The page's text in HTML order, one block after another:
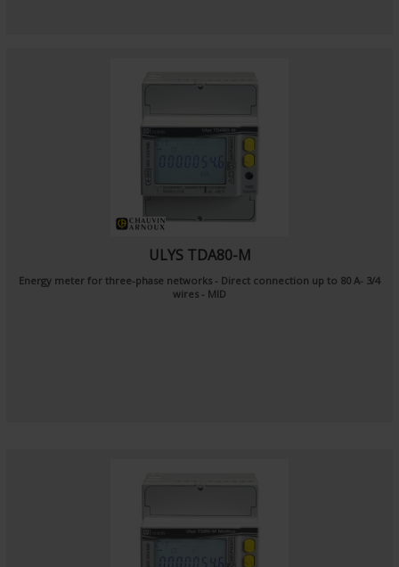
ULYS TDA80-M
Energy meter for three-phase networks - Direct connection up to 80 A- 3/4
wires - MID